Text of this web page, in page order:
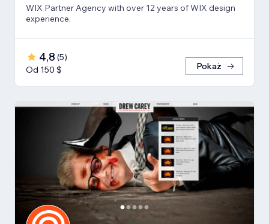
WIX Partner Agency with over 12 years of WIX design
experience.
4,8 (5)
Od 150 $
Pokaż